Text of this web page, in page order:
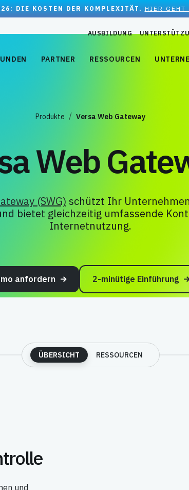
DIE KOSTEN DER KOMPLEXITÄT. HIER GEHT
AUSBILDUNG
PARTNER RESSOURCEN
Produkte Versa Web Gateway
Web
(SWG) schützt Ihr
bietet gleichzeitig umfassende
Internetnutzung.
anfordern 2-minütige Einführung
ÜBERSICHT RESSOURCEN
und